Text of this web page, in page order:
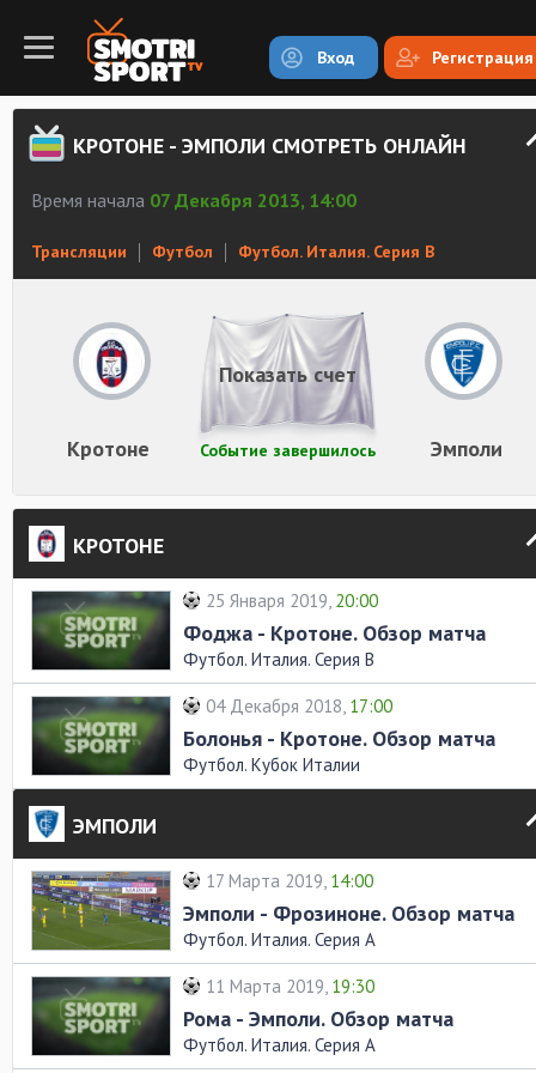
Вход Регистрация
КРОТОНЕ - ЭМПОЛИ СМОТРЕТЬ ОНЛАЙН
Время начала 07 Декабря 2013, 14:00
Трансляции Футбол Футбол. Италия. Серия В
Кротоне Эмполи
Событие завершилось
Показать счет
КРОТОНЕ
25 Января 2019, 20:00
Фоджа - Кротоне. Обзор матча
Футбол. Италия. Серия В
04 Декабря 2018, 17:00
Болонья - Кротоне. Обзор матча
Футбол. Кубок Италии
ЭМПОЛИ
17 Марта 2019, 14:00
Эмполи - Фрозиноне. Обзор матча
Футбол. Италия. Серия А
11 Марта 2019, 19:30
Рома - Эмполи. Обзор матча
Футбол. Италия. Серия А